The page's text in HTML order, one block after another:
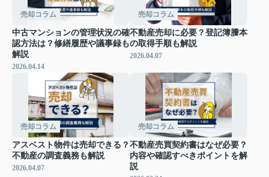
売却コラム
中古マンションの管理状況の確
認方法は？修繕履歴や議事録も
解説
2026.04.14
売却コラム
不動産売却に必要？登記簿謄本
の取得手順も解説
2026.04.07
売却コラム
アスベスト物件は売却できる？
不動産の調査義務も解説
2026.04.07
売却コラム
不動産売買契約書はなぜ必要？
内容や確認すべきポイントを解
説